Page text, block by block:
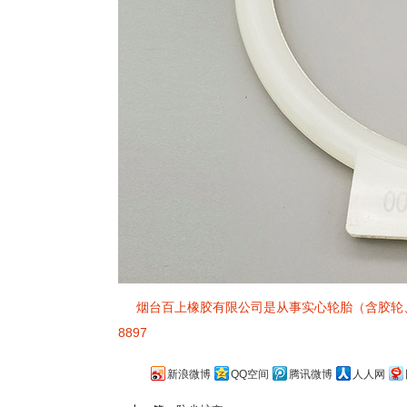
烟台百上橡胶有限公司是从事实心轮胎（含胶轮
8897
新浪微博 QQ空间 腾讯微博 人人网